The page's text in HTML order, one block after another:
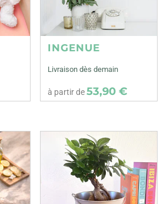
INGENUE
Livraison dès demain
à partir de53,90 €